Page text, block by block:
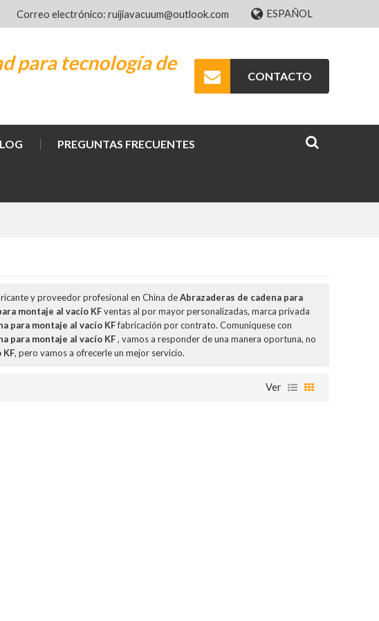
Correo electrónico: ruijiavacuum@outlook.com ESPAÑOL
para tecnología de
CONTACTO
PREGUNTAS FRECUENTES
y proveedor profesional en China deAbrazaderas de cadena para
montaje al vacío KFventas al por mayor personalizadas, marca privada
para montaje al vacío KFfabricación por contrato. Comuníquese con
para montaje al vacío KF, vamos a responder de una manera oportuna, no
KF, pero vamos a ofrecerle un mejor servicio.
Ver